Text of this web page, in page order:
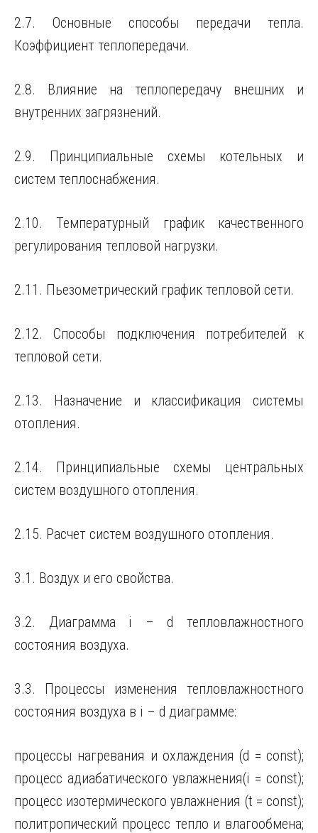
2.7. Основные способы передачи тепла.
Коэффициент теплопередачи.
2.8. Влияние на теплопередачу внешних и
внутренних загрязнений.
2.9. Принципиальные схемы котельных и
систем теплоснабжения.
2.10. Температурный график качественного
регулирования тепловой нагрузки.
2.11. Пьезометрический график тепловой сети.
2.12. Способы подключения потребителей к
тепловой сети.
2.13. Назначение и классификация системы
отопления.
2.14. Принципиальные схемы центральных
систем воздушного отопления.
2.15. Расчет систем воздушного отопления.
3.1. Воздух и его свойства.
3.2. Диаграмма i – d тепловлажностного
состояния воздуха.
3.3. Процессы изменения тепловлажностного
состояния воздуха в i – d диаграмме:
процессы нагревания и охлаждения (d = const);
процесс адиабатического увлажнения(i = const);
процесс изотермического увлажнения (t = const);
политропический процесс тепло и влагообмена;